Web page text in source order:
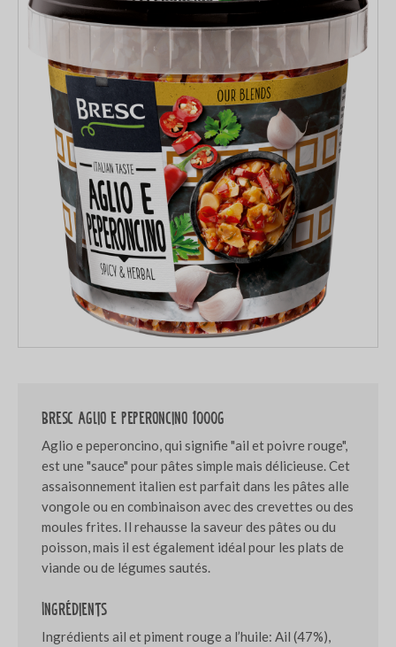
Bresc Aglio e peperoncino 1000g
Aglio e peperoncino, qui signifie "ail et poivre rouge",
est une "sauce" pour pâtes simple mais délicieuse. Cet
assaisonnement italien est parfait dans les pâtes alle
vongole ou en combinaison avec des crevettes ou des
moules frites. Il rehausse la saveur des pâtes ou du
poisson, mais il est également idéal pour les plats de
viande ou de légumes sautés.
Ingrédients
Ingrédients ail et piment rouge a l’huile: Ail (47%),